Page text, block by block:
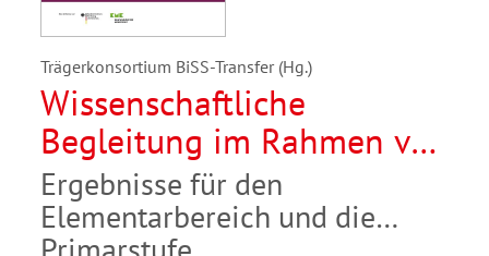
Trägerkonsortium BiSS-Transfer (Hg.)
Wissenschaftliche
Begleitung im Rahmen von
BiSS
Ergebnisse für den
Elementarbereich und die